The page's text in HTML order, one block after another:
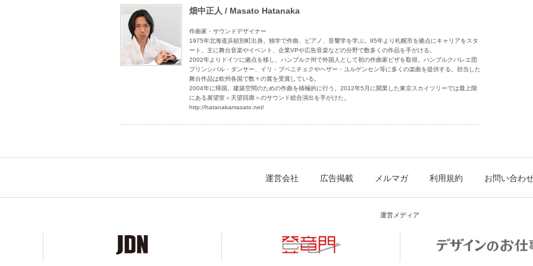
畑中正人 / Masato Hatanaka
作曲家・サウンドデザイナー
1975年北海道浜頓別町出身。独学で作曲、ピアノ、音響学を学ぶ。95年より札幌市を拠点にキャリアをスタ
ート。主に舞台音楽やイベント、企業VPや広告音楽などの分野で数多くの作品を手がける。
2002年よりドイツに拠点を移し、ハンブルク州で外国人として初の作曲家ビザを取得。ハンブルクバレエ団
プリンシパル・ダンサー、イリ・ブベニチェクやヘザー・ユルゲンセン等に多くの楽曲を提供する。担当した
舞台作品は欧州各国で数々の賞を受賞している。
2004年に帰国。建築空間のための作曲を積極的に行う。2012年5月に開業した東京スカイツリーでは最上階
にある展望室＜天望回廊＞のサウンド総合演出を手がけた。
http://hatanakamasato.net/
運営会社 広告掲載 メルマガ 利用規約 お問い合わ
運営メディア